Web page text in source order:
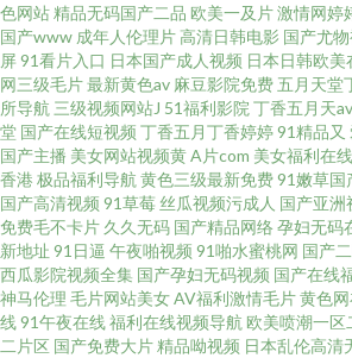
色网站精品无码国产二品 欧美一及片激情网婷
国产www 成年人伦理片 高清日韩电影 国产尤
屏91看片入口 日本国产成人视频 日本日韩欧美
网三级毛片最新黄色av 麻豆影院免费 五月天堂
所导航 三级视频网站J 51福利影院 丁香五月天av
堂 国产在线短视频 丁香五月丁香婷婷91精品又
国产主播 美女网站视频黄A片com 美女福利在
香港 极品福利导航 黄色三级最新免费91嫩草国
国产高清视频 91草莓 丝瓜视频污成人 国产亚洲
免费毛不卡片 久久无码 国产精品网络 孕妇无码
新地址 91日逼 午夜啪视频 91啪水蜜桃网 国产
西瓜影院视频全集 国产孕妇无码视频 国产在线
神马伦理 毛片网站美女AV福利激情毛片黄色
线91午夜在线福利在线视频导航 欧美喷潮一区
二片区 国产免费大片精品呦视频 日本乱伦高清